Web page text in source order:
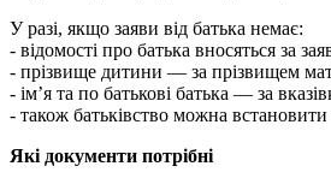
У разі, якщо заяви від батька немає:
- відомості про батька вносяться за
- прізвище дитини — за прізвищем
- ім’я та по батькові батька — за
- також батьківство можна встановити
Які документи потрібні